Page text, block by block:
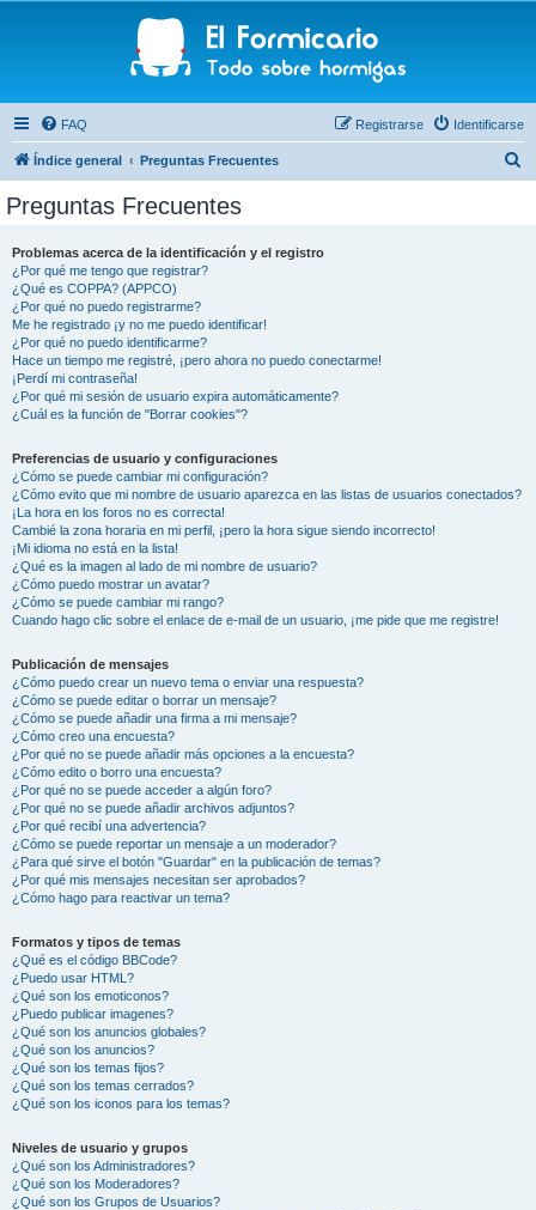
FAQ Identificarse
Registrarse
Índice general Preguntas Frecuentes
Preguntas Frecuentes
Problemas acerca de la identificación y el registro
¿Por qué me tengo que registrar?
¿Qué es COPPA? (APPCO)
¿Por qué no puedo registrarme?
Me he registrado ¡y no me puedo identificar!
¿Por qué no puedo identificarme?
Hace un tiempo me registré, ¡pero ahora no puedo conectarme!
¡Perdí mi contraseña!
¿Por qué mi sesión de usuario expira automáticamente?
¿Cuál es la función de "Borrar cookies"?
Preferencias de usuario y configuraciones
¿Cómo se puede cambiar mi configuración?
¿Cómo evito que mi nombre de usuario aparezca en las listas de usuarios conectados?
¡La hora en los foros no es correcta!
Cambié la zona horaria en mi perfil, ¡pero la hora sigue siendo incorrecto!
¡Mi idioma no está en la lista!
¿Qué es la imagen al lado de mi nombre de usuario?
¿Cómo puedo mostrar un avatar?
¿Cómo se puede cambiar mi rango?
Cuando hago clic sobre el enlace de e-mail de un usuario, ¡me pide que me registre!
Publicación de mensajes
¿Cómo puedo crear un nuevo tema o enviar una respuesta?
¿Cómo se puede editar o borrar un mensaje?
¿Cómo se puede añadir una firma a mi mensaje?
¿Cómo creo una encuesta?
¿Por qué no se puede añadir más opciones a la encuesta?
¿Cómo edito o borro una encuesta?
¿Por qué no se puede acceder a algún foro?
¿Por qué no se puede añadir archivos adjuntos?
¿Por qué recibí una advertencia?
¿Cómo se puede reportar un mensaje a un moderador?
¿Para qué sirve el botón "Guardar" en la publicación de temas?
¿Por qué mis mensajes necesitan ser aprobados?
¿Cómo hago para reactivar un tema?
Formatos y tipos de temas
¿Qué es el código BBCode?
¿Puedo usar HTML?
¿Qué son los emoticonos?
¿Puedo publicar imagenes?
¿Qué son los anuncios globales?
¿Qué son los anuncios?
¿Qué son los temas fijos?
¿Qué son los temas cerrados?
¿Qué son los iconos para los temas?
Niveles de usuario y grupos
¿Qué son los Administradores?
¿Qué son los Moderadores?
¿Qué son los Grupos de Usuarios?